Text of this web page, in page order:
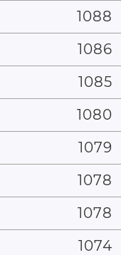
1088
1086
1085
1080
1079
1078
1078
1074